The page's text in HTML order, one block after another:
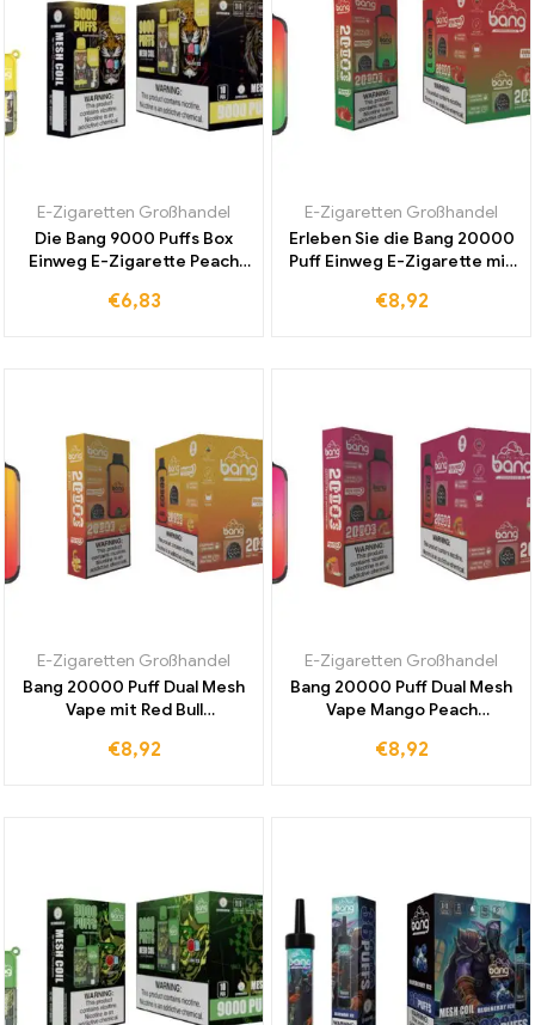
E-Zigaretten Großhandel
Die Bang 9000 Puffs Box
Einweg E-Zigarette Peach
Erfrischendes
€6,83
E-Zigaretten Großhandel
Erleben Sie die Bang 20000
Puff Einweg E-Zigarette mit
Watermelon zu einem
€8,92
E-Zigaretten Großhandel
Bang 20000 Puff Dual Mesh
Vape mit Red Bull
langlebige Batterie jetzt zu
€8,92
E-Zigaretten Großhandel
Bang 20000 Puff Dual Mesh
Vape Mango Peach
Beliebt Zollfrei für
€8,92